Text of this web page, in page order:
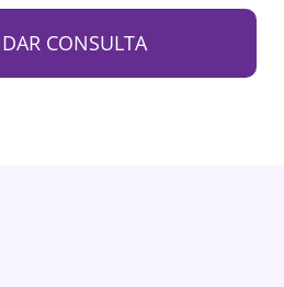
CONSULTA